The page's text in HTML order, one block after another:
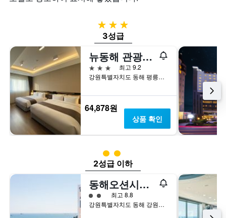
균
가
격
을
시
하
는
1
개
이
있
습
니
다.
트
에
는
지
난
찾
번
표
시
하
는
개
의
X
축
이
다.
는
3성급
3성급
뉴동해 관광호텔
3성급
최고 9.2
강원특별자치도 동해 평릉길 1
64,878원
상품 확인
2​성급
2성급 이하
동해오션시티 레지던스호텔
2​성급
최고 8.8
강원특별자치도 동해 강원도 동해시 한섬로 136-4